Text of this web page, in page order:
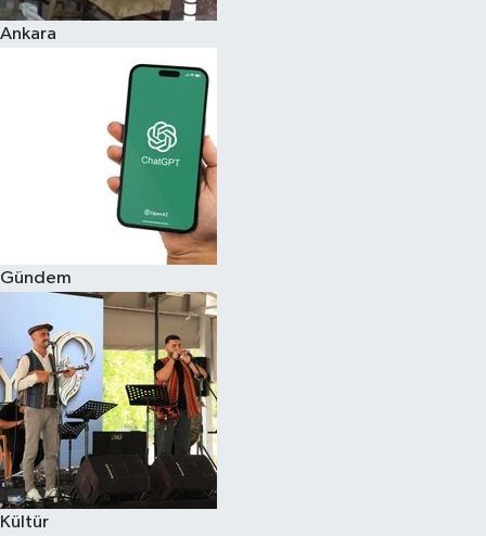
Ankara
Gündem
Kültür